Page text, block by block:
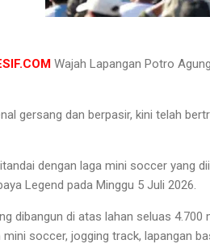
Wajah Lapangan Potro
gersang dan berpasir, kini telah
dengan laga mini soccer yang
Legend pada Minggu 5 Juli 2026.
dibangun di atas lahan seluas
soccer, jogging track, lapangan